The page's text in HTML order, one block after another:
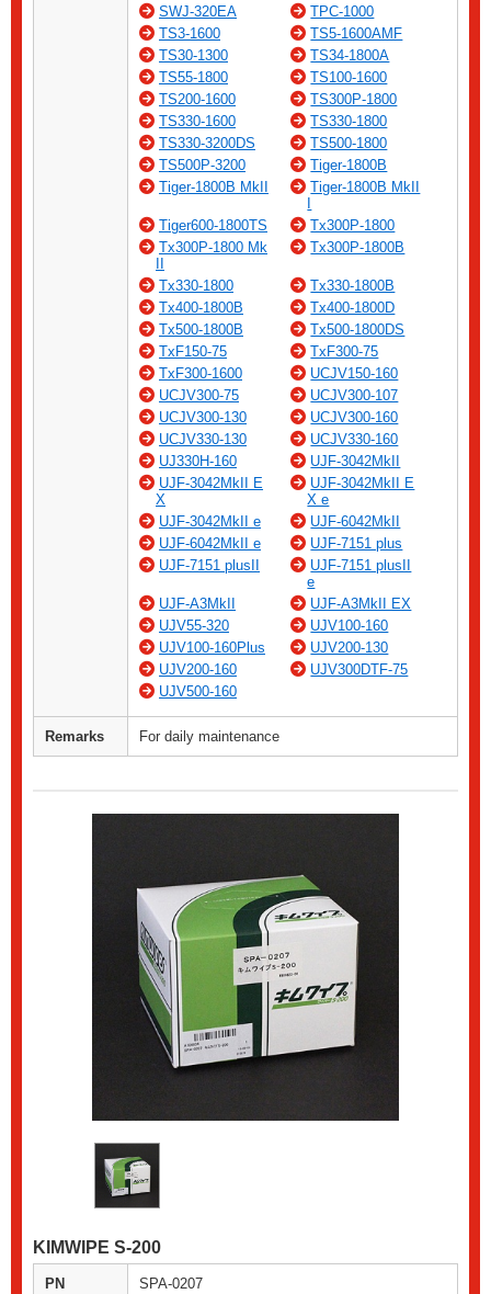
SWJ-320EA
TPC-1000
TS3-1600
TS5-1600AMF
TS30-1300
TS34-1800A
TS55-1800
TS100-1600
TS200-1600
TS300P-1800
TS330-1600
TS330-1800
TS330-3200DS
TS500-1800
TS500P-3200
Tiger-1800B
Tiger-1800B MkII
Tiger-1800B MkII
Tiger600-1800TS
Tx300P-1800
Tx300P-1800 Mk
Tx300P-1800B
Tx330-1800
Tx330-1800B
Tx400-1800B
Tx400-1800D
Tx500-1800B
Tx500-1800DS
TxF150-75
TxF300-75
TxF300-1600
UCJV150-160
UCJV300-75
UCJV300-107
UCJV300-130
UCJV300-160
UCJV330-130
UCJV330-160
UJ330H-160
UJF-3042MkII
UJF-3042MkII E
X
UJF-3042MkII E
X e
UJF-3042MkII e
UJF-6042MkII
UJF-6042MkII e
UJF-7151 plus
UJF-7151 plusII
UJF-7151 plusII
e
UJF-A3MkII
UJF-A3MkII EX
UJV55-320
UJV100-160
UJV100-160Plus
UJV200-130
UJV200-160
UJV300DTF-75
UJV500-160
Remarks For daily maintenance
KIMWIPE S-200
PN SPA-0207